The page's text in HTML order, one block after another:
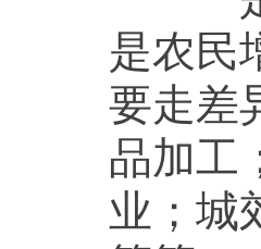
是农民
要走差
品加工
业；城